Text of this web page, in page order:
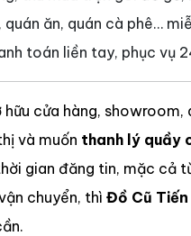
quán ăn, quán cà phê…
toán liền tay, phục vụ
hữu cửa hàng, showroom,
và muốn thanh lý quầy
gian đăng tin, mặc cả
chuyển, thì Đồ Cũ Tiến